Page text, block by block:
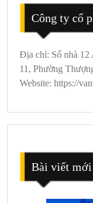
Công ty cổ
Địa chỉ: Số nhà 12
11, Phường
Website: https://
Bài viết mới